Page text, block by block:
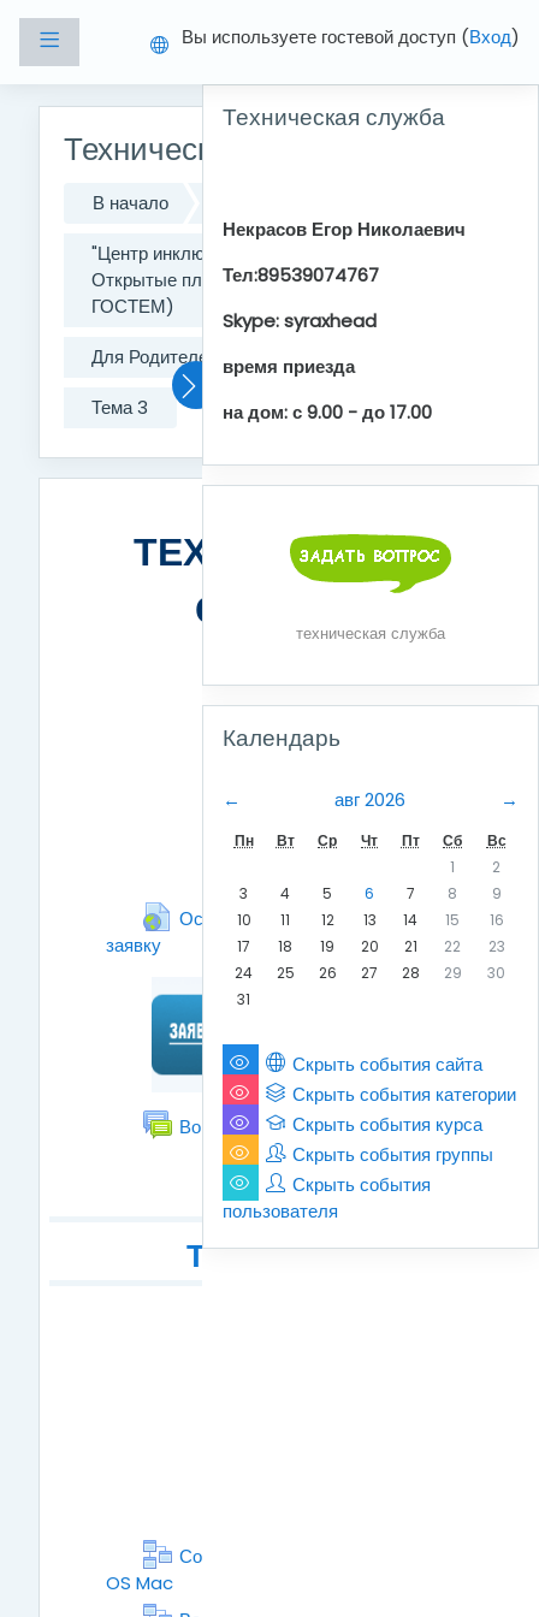
Боковая панельВы используете гостевой доступ (Вход)
Техническая поддержка
В начало
"Центр инклюзивного образования"
Открытые площадки (можно зайти
ГОСТЕМ)
Для Родителей и учеников
Тема 3
ОБЩЕЕ
ТЕХНИЧЕСКАЯ
СЛУЖБА
Оставить техническую
заявку
Гиперссылка
Вопросы и ответы
Форум
ТЕМА 3
Совместимость программ под
OS Mac
Лекция
Техническая служба
Некрасов Егор Николаевич
Тел:89539074767
Skype: syraxhead
время приезда
на дом: с 9.00 - до 17.00
техническая служба
Календарь
← авг 2026 →
Пн Вт Ср Чт Пт Сб
Вс
1
2
3
4 5 6 7 8
9
10
11 12 13 14 15
16
17
18 19 20 21 22
23
24
25 26 27 28 29
30
31
Скрыть события сайта
Скрыть события категории
Скрыть события курса
Скрыть события группы
Скрыть события
пользователя